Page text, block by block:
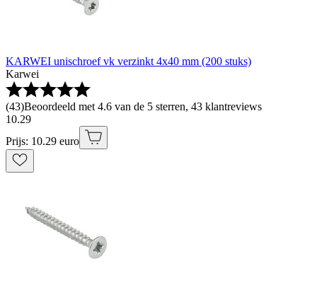
KARWEI unischroef vk verzinkt 4x40 mm (200 stuks)
Karwei
(43)Beoordeeld met 4.6 van de 5 sterren, 43 klantreviews
10.29
Prijs: 10.29 euro